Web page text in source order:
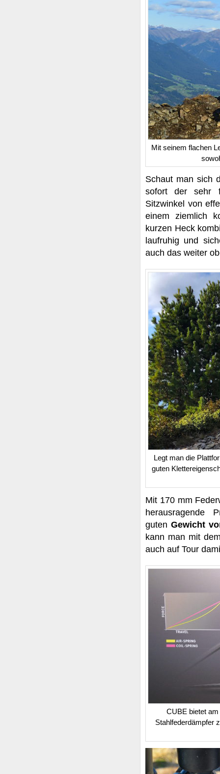
Mit seinem flachen
Schaut man sich
sofort der sehr
Sitzwinkel von
einem ziemlich
kurzen Heck
laufruhig und
auch das weiter
Legt man die
guten
Mit 170 mm
herausragende
gutenGewicht
kann man mit
auch auf Tour
CUBE bietet
Stahlfederdämpfer